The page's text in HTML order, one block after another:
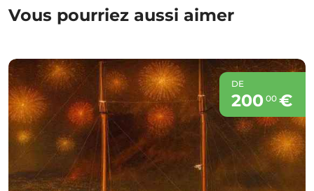
Vous pourriez aussi aimer
DE
200 00€